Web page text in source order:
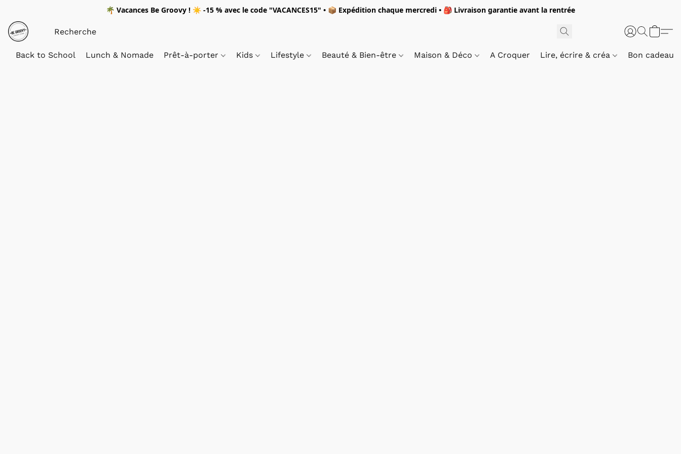
🌴 Vacances Be Groovy ! ☀️ -15 % avec le code "VACANCES15" • 📦 Expédition chaque mercredi • 🎒 Livraison garantie avant la rentrée
Back to School Lunch & Nomade Prêt-à-porter Kids Lifestyle Beauté & Bien-être Maison & Déco A Croquer Lire, écrire & créa Bon cadeau